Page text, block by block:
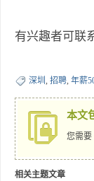
有兴趣者可联
深圳 , 招聘, 年薪
本文
您需要
相关主题文章